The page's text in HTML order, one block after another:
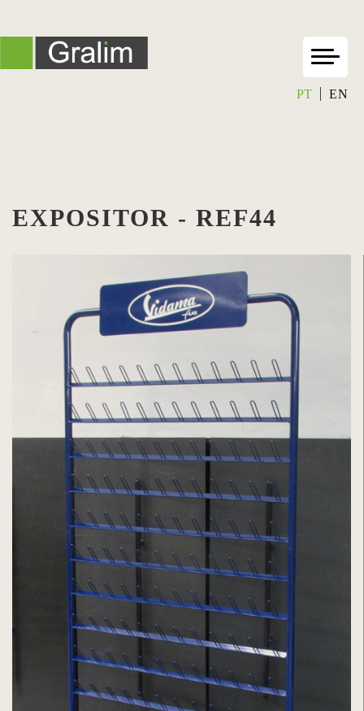
PT EN
EXPOSITOR - REF44